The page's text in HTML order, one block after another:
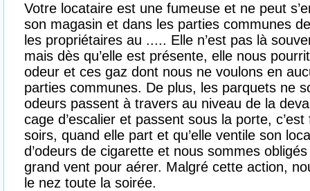
Votre locataire est une fumeuse et ne peut
son magasin et dans les parties communes
les propriétaires au ..... Elle n’est pas là
mais dès qu’elle est présente, elle nous
odeur et ces gaz dont nous ne voulons en
parties communes. De plus, les parquets ne
odeurs passent à travers au niveau de la
cage d’escalier et passent sous la porte,
soirs, quand elle part et qu’elle ventile son
d’odeurs de cigarette et nous sommes
grand vent pour aérer. Malgré cette action,
le nez toute la soirée.